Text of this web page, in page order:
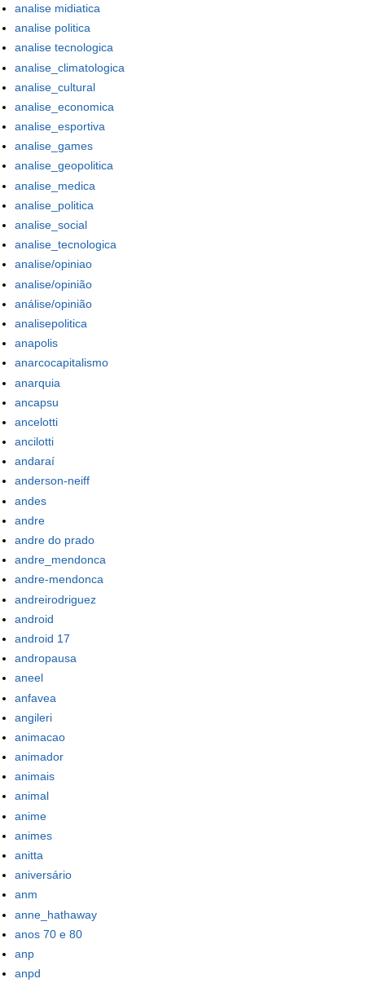
analise midiatica
analise politica
analise tecnologica
analise_climatologica
analise_cultural
analise_economica
analise_esportiva
analise_games
analise_geopolitica
analise_medica
analise_politica
analise_social
analise_tecnologica
analise/opiniao
analise/opinião
análise/opinião
analisepolitica
anapolis
anarcocapitalismo
anarquia
ancapsu
ancelotti
ancilotti
andaraí
anderson-neiff
andes
andre
andre do prado
andre_mendonca
andre-mendonca
andreirodriguez
android
android 17
andropausa
aneel
anfavea
angileri
animacao
animador
animais
animal
anime
animes
anitta
aniversário
anm
anne_hathaway
anos 70 e 80
anp
anpd